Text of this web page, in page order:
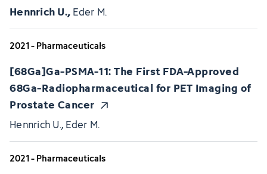
Hennrich U.,Eder M.
2021 - Pharmaceuticals
[68Ga]Ga-PSMA-11: The First FDA-Approved
68Ga-Radiopharmaceutical for PET Imaging of
Prostate Cancer
Hennrich U., Eder M.
2021 - Pharmaceuticals